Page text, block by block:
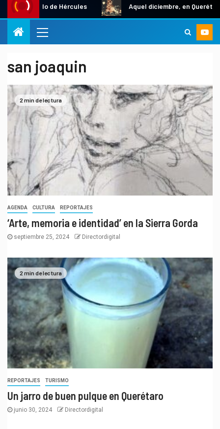
Gallo de Hércules Aquel diciembre, en Querétaro
san joaquin
2 min de lectura
AGENDA CULTURA REPORTAJES
‘Arte, memoria e identidad’ en la Sierra Gorda
septiembre 25, 2024 Directordigital
2 min de lectura
REPORTAJES TURISMO
Un jarro de buen pulque en Querétaro
junio 30, 2024 Directordigital